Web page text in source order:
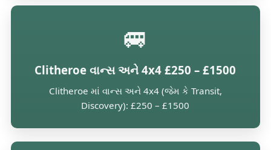
🚐
Clitheroe વાન્સ અને 4x4 £250 – £1500
Clitheroe માં વાન્સ અને 4x4 (જેમ કે Transit,
Discovery): £250 – £1500